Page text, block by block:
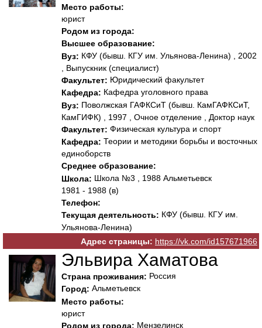
Место работы:
юрист
Родом из города:
Высшее образование:
Вуз: КФУ (бывш. КГУ им. Ульянова-Ленина) , 2002
, Выпускник (специалист)
Факультет: Юридический факультет
Кафедра: Кафедра уголовного права
Вуз: Поволжская ГАФКСиТ (бывш. КамГАФКСиТ,
КамГИФК) , 1997 , Очное отделение , Доктор наук
Факультет: Физическая культура и спорт
Кафедра: Теории и методики борьбы и восточных
единоборств
Среднее образование:
Школа: Школа №3 , 1988 Альметьевск
1981 - 1988 (в)
Телефон:
Текущая деятельность: КФУ (бывш. КГУ им.
Ульянова-Ленина)
Адрес страницы: https://vk.com/id157671966
Эльвира Хаматова
Страна проживания: Россия
Город: Альметьевск
Место работы:
юрист
Родом из города: Мензелинск